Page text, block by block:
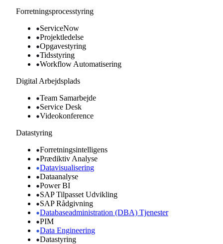
Forretningsprocesstyring
ServiceNow
Projektledelse
Opgavestyring
Tidsstyring
Workflow Automatisering
Digital Arbejdsplads
Team Samarbejde
Service Desk
Videokonference
Datastyring
Forretningsintelligens
Prædiktiv Analyse
Datavisualisering
Dataanalyse
Power BI
SAP Tilpasset Udvikling
SAP Rådgivning
Databaseadministration (DBA) Tjenester
PIM
Data Engineering
Datastyring